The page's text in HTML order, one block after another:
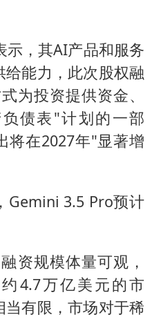
，其AI产品和服务
能力，此次股权融
为投资提供资金、
债表"计划的一部
将在2027年"显著增
Gemini 3.5 Pro预计
资规模体量可观，
4.7万亿美元的市
有限，市场对于稀